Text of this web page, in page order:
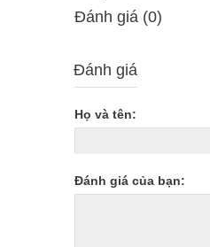
Ðánh giá (0)
Đánh giá
Họ và tên:
Đánh giá của bạn: